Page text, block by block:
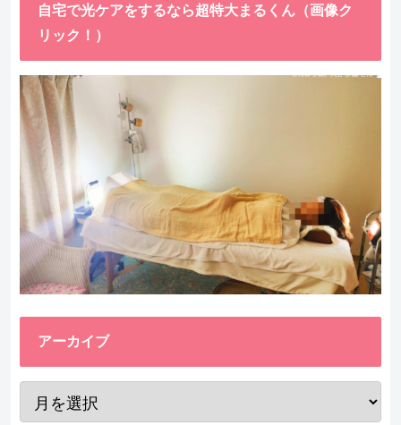
自宅で光ケアをするなら超特大まるくん（画像ク
リック！）
アーカイブ